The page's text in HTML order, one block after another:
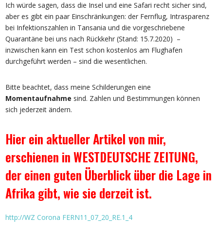
Ich würde sagen, dass die Insel und eine Safari recht sicher sind,
aber es gibt ein paar Einschränkungen: der Fernflug, Intrasparenz
bei Infektionszahlen in Tansania und die vorgeschriebene
Quarantäne bei uns nach Rückkehr (Stand: 15.7.2020) –
inzwischen kann ein Test schon kostenlos am Flughafen
durchgeführt werden – sind die wesentlichen.
Bitte beachtet, dass meine Schilderungen eine
Momentaufnahme sind. Zahlen und Bestimmungen können
sich jederzeit ändern.
Hier ein aktueller Artikelvon mir,
erschienen in WESTDEUTSCHE ZEITUNG,
der einen guten Überblick über die Lage in
Afrika gibt, wie sie derzeit ist.
http://WZ Corona FERN11_07_20_RE.1_4